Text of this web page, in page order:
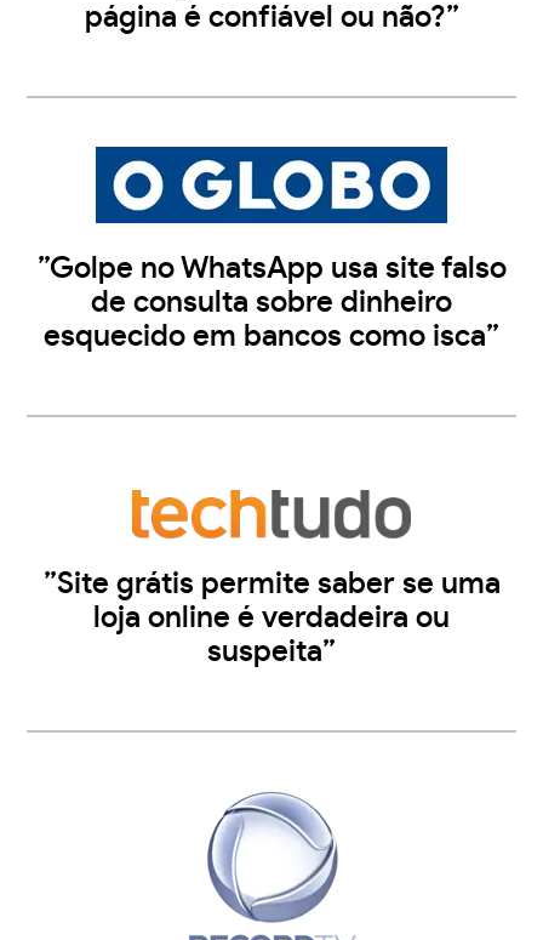
página é confiável ou não?”
”Golpe no WhatsApp usa site falso
de consulta sobre dinheiro
esquecido em bancos como isca”
”Site grátis permite saber se uma
loja online é verdadeira ou
suspeita”